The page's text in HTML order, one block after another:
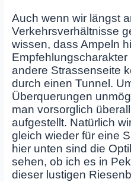
Auch wenn wir längst
Verkehrsverhältnisse
wissen, dass Ampeln
andere Strassenseite
durch einen Tunnel.
Überquerungen
man vorsorglich
aufgestellt. Natürlich
gleich wieder für eine
hier unten sind die
sehen, ob ich es in
dieser lustigen